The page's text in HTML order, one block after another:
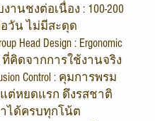
งานชงต่อเนื่อง : 100-200
วัน ไม่มีสะดุด
Head Design : Ergonomic
ที่คิดจากการใช้งานจริง
Control : คุมการพรม
ต่หยดแรก ดึงรสชาติ
ได้ครบทุกโน้ต